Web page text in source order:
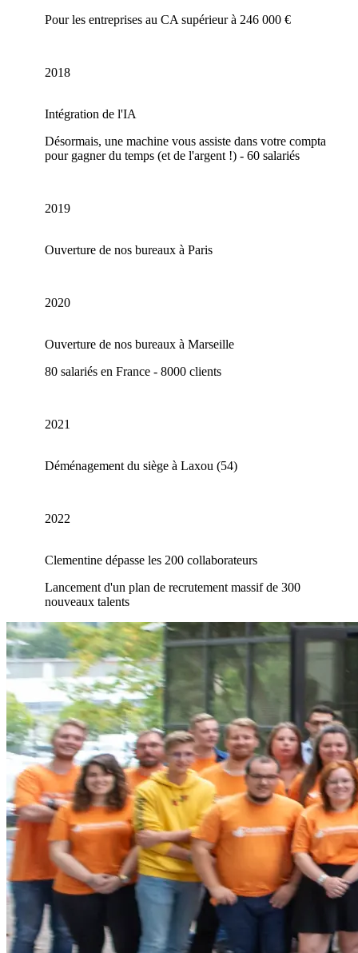
Pour les entreprises au CA supérieur à 246 000 €
2018
Intégration de l'IA
Désormais, une machine vous assiste dans votre compta
pour gagner du temps (et de l'argent !) - 60 salariés
2019
Ouverture de nos bureaux à Paris
2020
Ouverture de nos bureaux à Marseille
80 salariés en France - 8000 clients
2021
Déménagement du siège à Laxou (54)
2022
Clementine dépasse les 200 collaborateurs
Lancement d'un plan de recrutement massif de 300
nouveaux talents